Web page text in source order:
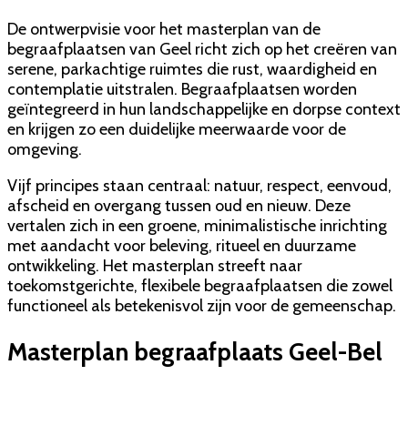
De ontwerpvisie voor het masterplan van de
begraafplaatsen van Geel richt zich op het creëren van
serene, parkachtige ruimtes die rust, waardigheid en
contemplatie uitstralen. Begraafplaatsen worden
geïntegreerd in hun landschappelijke en dorpse context
en krijgen zo een duidelijke meerwaarde voor de
omgeving.
Vijf principes staan centraal: natuur, respect, eenvoud,
afscheid en overgang tussen oud en nieuw. Deze
vertalen zich in een groene, minimalistische inrichting
met aandacht voor beleving, ritueel en duurzame
ontwikkeling. Het masterplan streeft naar
toekomstgerichte, flexibele begraafplaatsen die zowel
functioneel als betekenisvol zijn voor de gemeenschap.
Masterplan begraafplaats Geel-Bel